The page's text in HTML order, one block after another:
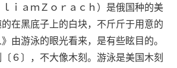
ａｍＺｏｒａｃｈ）是俄国种的美
在黑底子上的白块，不斤斤于用意的
由游泳的眼光看来，是有些眩目的。
６〕，不大像木刻。游泳是美国木刻